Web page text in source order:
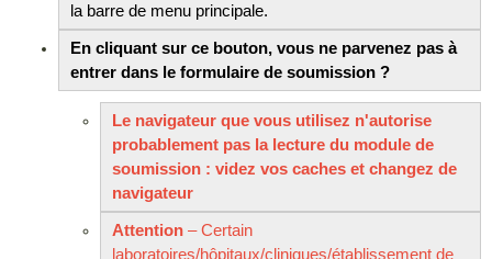
la barre de menu principale.
En cliquant sur ce bouton, vous ne parvenez pas à
entrer dans le formulaire de soumission ?
Le navigateur que vous utilisez n'autorise
probablement pas la lecture du module de
soumission : videz vos caches et changez de
navigateur
Attention – Certain
laboratoires/hôpitaux/cliniques/établissement de